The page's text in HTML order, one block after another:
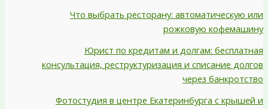
Что выбрать ресторану: автоматическую или
рожковую кофемашину
Юрист по кредитам и долгам: бесплатная
консультация, реструктуризация и списание долгов
через банкротство
Фотостудия в центре Екатеринбурга с крышей и